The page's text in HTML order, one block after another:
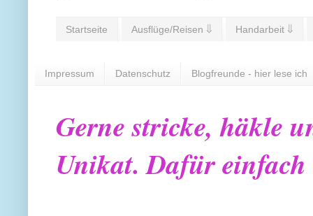
Startseite Ausflüge/Reisen ⇓ Handarbeit ⇓
Impressum Datenschutz Blogfreunde - hier lese ich
Gerne stricke, häkle
Unikat. Dafür